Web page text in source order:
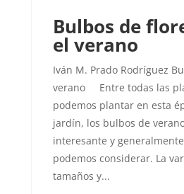
Bulbos de
el verano
Iván M. Prado Rodríguez
verano Entre todas las
podemos plantar en esta
jardín, los bulbos de
interesante y
podemos considerar. La
tamaños y...